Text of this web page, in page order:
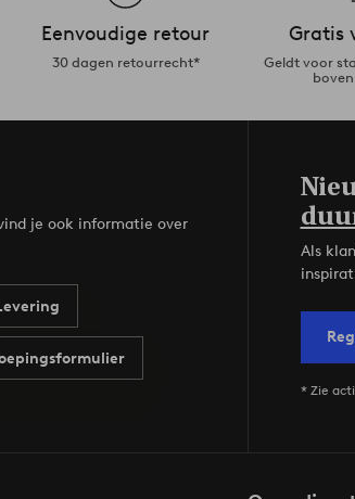
Eenvoudige retour
30 dagen retourrecht*
Gratis
Geldt voor
boven
je ook informatie over
Als
* Zie